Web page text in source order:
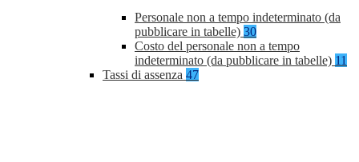
Personale non a tempo indeterminato (da
pubblicare in tabelle) 30
Costo del personale non a tempo
indeterminato (da pubblicare in tabelle) 11
Tassi di assenza 47